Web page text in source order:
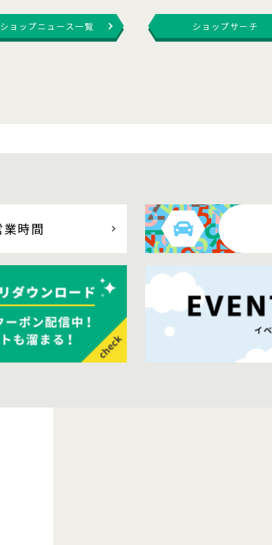
ショップニュース一覧 ショップサーチ
業時間